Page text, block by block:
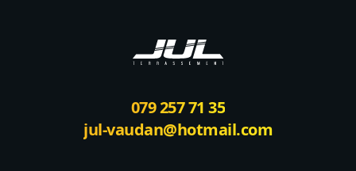
079 257 71 35
jul-vaudan@hotmail.com